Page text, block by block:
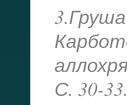
С. 30-33.